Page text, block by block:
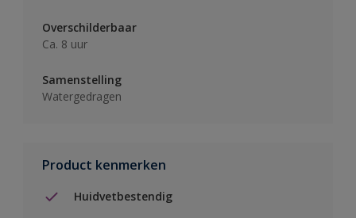
Overschilderbaar
Ca. 8 uur
Samenstelling
Watergedragen
Product kenmerken
Huidvetbestendig